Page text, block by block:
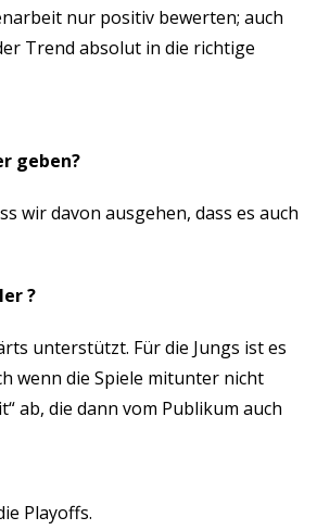
nur positiv bewerten; auch
Trend absolut in die richtige
geben?
wir davon ausgehen, dass es auch
?
unterstützt. Für die Jungs ist es
wenn die Spiele mitunter nicht
ab, die dann vom Publikum auch
Playoffs.